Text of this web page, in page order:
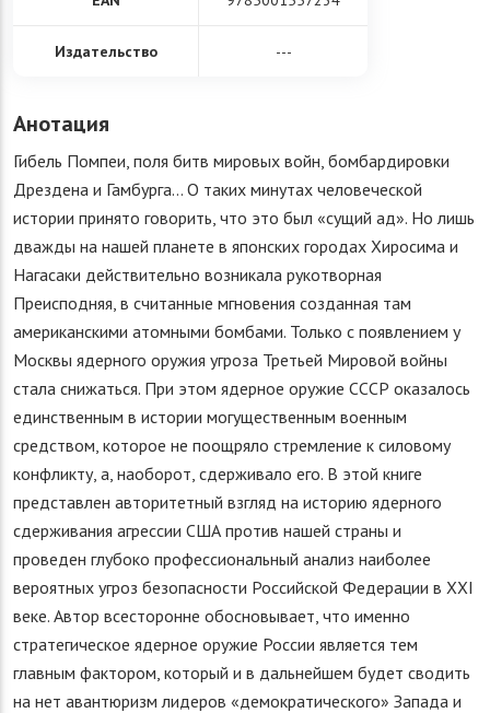
Издательство ---
Анотация
Гибель Помпеи, поля битв мировых войн, бомбардировки
Дрездена и Гамбурга… О таких минутах человеческой
истории принято говорить, что это был «сущий ад». Но лишь
дважды на нашей планете в японских городах Хиросима и
Нагасаки действительно возникала рукотворная
Преисподняя, в считанные мгновения созданная там
американскими атомными бомбами. Только с появлением у
Москвы ядерного оружия угроза Третьей Мировой войны
стала снижаться. При этом ядерное оружие СССР оказалось
единственным в истории могущественным военным
средством, которое не поощряло стремление к силовому
конфликту, а, наоборот, сдерживало его. В этой книге
представлен авторитетный взгляд на историю ядерного
сдерживания агрессии США против нашей страны и
проведен глубоко профессиональный анализ наиболее
вероятных угроз безопасности Российской Федерации в XXI
веке. Автор всесторонне обосновывает, что именно
стратегическое ядерное оружие России является тем
главным фактором, который и в дальнейшем будет сводить
на нет авантюризм лидеров «демократического» Запада и